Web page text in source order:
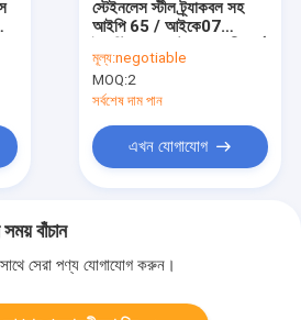
স্টেইনলেস স্টীল ট্র্যাকবল সহ
আইপি 65 / আইকে07
মূল্য:negotiable
MOQ:2
সর্বশেষ দাম পান
এখন যোগাযোগ
বাঁচান
সেরা পণ্য যোগাযোগ করুন।